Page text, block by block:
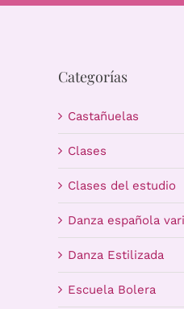
Categorías
Castañuelas
Clases
Clases del estudio
Danza española
Danza Estilizada
Escuela Bolera